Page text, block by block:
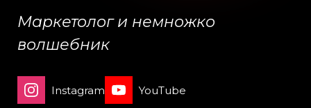
Instagram YouTube
Маркетолог и немножко
волшебник